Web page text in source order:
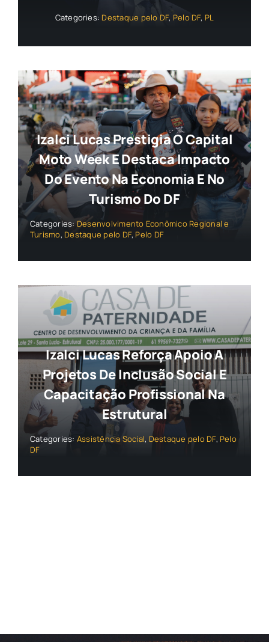
Categories: Destaque pelo DF, Pelo DF, PL
Izalci Lucas Prestigia O Capital
Moto Week E Destaca Impacto
Do Evento Na Economia E No
Turismo Do DF
Categories: Desenvolvimento Econômico Regional e
Turismo, Destaque pelo DF, Pelo DF
Izalci Lucas Reforça Apoio A
Projetos De Inclusão Social E
Capacitação Profissional Na
Estrutural
Categories: Assistência Social, Destaque pelo DF, Pelo
DF